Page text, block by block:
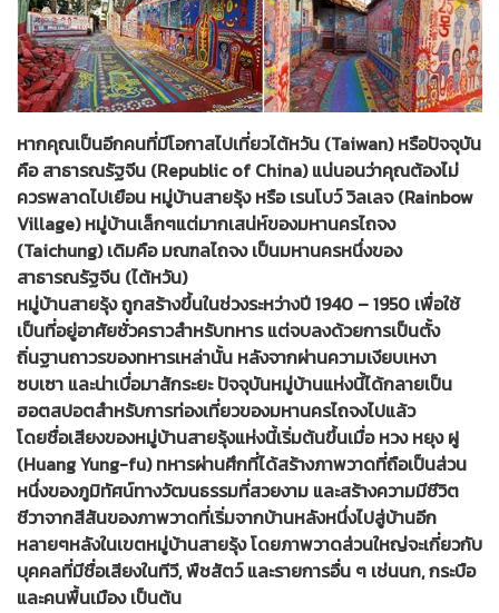
หากคุณเป็นอีกคนที่มีโอกาสไปเที่ยวไต้หวัน (Taiwan) หรือปัจจุบัน
คือ สาธารณรัฐจีน (Republic of China) แน่นอนว่าคุณต้องไม่
ควรพลาดไปเยือน หมู่บ้านสายรุ้ง หรือ เรนโบว์ วิลเลจ (Rainbow
Village) หมู่บ้านเล็กๆแต่มากเสน่ห์ของมหานครไถจง
(Taichung) เดิมคือ มณฑลไถจง เป็นมหานครหนึ่งของ
สาธารณรัฐจีน (ไต้หวัน)
หมู่บ้านสายรุ้ง ถูกสร้างขึ้นในช่วงระหว่างปี 1940 – 1950 เพื่อใช้
เป็นที่อยู่อาศัยชั่วคราวสำหรับทหาร แต่จบลงด้วยการเป็นตั้ง
ถิ่นฐานถาวรของทหารเหล่านั้น หลังจากผ่านความเงียบเหงา
ซบเซา และน่าเบื่อมาสักระยะ ปัจจุบันหมู่บ้านแห่งนี้ได้กลายเป็น
ฮอตสปอตสำหรับการท่องเที่ยวของมหานครไถจงไปแล้ว
โดยชื่อเสียงของหมู่บ้านสายรุ้งแห่งนี้เริ่มต้นขึ้นเมื่อ หวง หยุง ฝู
(Huang Yung-fu) ทหารผ่านศึกที่ได้สร้างภาพวาดที่ถือเป็นส่วน
หนึ่งของภูมิทัศน์ทางวัฒนธรรมที่สวยงาม และสร้างความมีชีวิต
ชีวาจากสีสันของภาพวาดที่เริ่มจากบ้านหลังหนึ่งไปสู่บ้านอีก
หลายๆหลังในเขตหมู่บ้านสายรุ้ง โดยภาพวาดส่วนใหญ่จะเกี่ยวกับ
บุคคลที่มีชื่อเสียงในทีวี, พืชสัตว์ และรายการอื่น ๆ เช่นนก, กระบือ
และคนพื้นเมือง เป็นต้น